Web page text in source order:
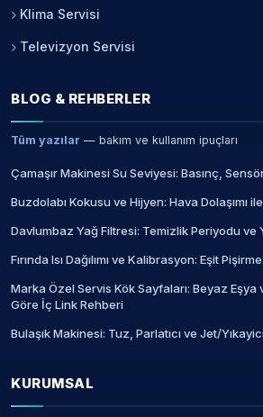
Klima Servisi
Televizyon Servisi
BLOG & REHBERLER
Tüm yazılar — bakım ve kullanım ipuçları
Çamaşır Makinesi Su Seviyesi: Basınç,
Buzdolabı Kokusu ve Hijyen: Hava Dolaşımı
Davlumbaz Yağ Filtresi: Temizlik Periyodu ve
Fırında Isı Dağılımı ve Kalibrasyon: Eşit
Marka Özel Servis Kök Sayfaları: Beyaz Eşya
Göre İç Link Rehberi
Bulaşık Makinesi: Tuz, Parlatıcı ve Jet/
KURUMSAL